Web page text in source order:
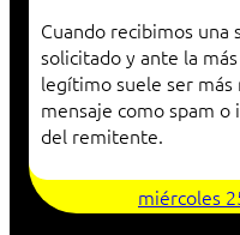
Cuando recibimos una
solicitado y ante la
legítimo suele ser
mensaje como spam o
del remitente.
miércoles